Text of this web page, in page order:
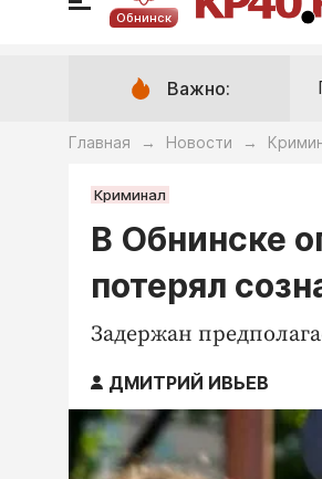
Обнинск
Важно:
Главная → Новости →
Криминал
В Обнинске
потерял
Задержан
ДМИТРИЙ ИВЬЕВ